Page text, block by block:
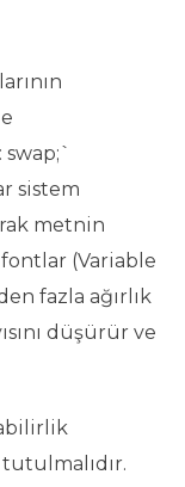
sistem
metnin
(Variable
fazla ağırlık
düşürür ve
tutulmalıdır.